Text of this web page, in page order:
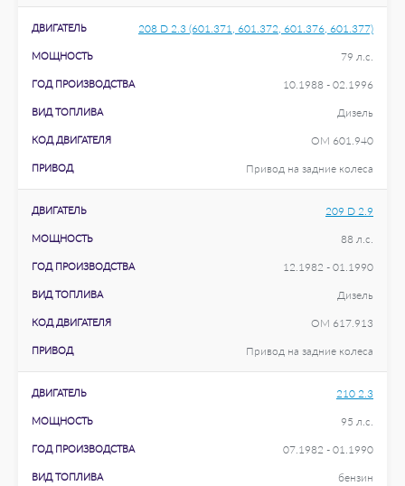
ДВИГАТЕЛЬ 208 D 2.3 (601.371, 601.372, 601.376, 601.377)
МОЩНОСТЬ 79 л.с.
ГОД ПРОИЗВОДСТВА 10.1988 - 02.1996
ВИД ТОПЛИВА Дизель
КОД ДВИГАТЕЛЯ OM 601.940
ПРИВОД Привод на задние колеса
ДВИГАТЕЛЬ 209 D 2.9
МОЩНОСТЬ 88 л.с.
ГОД ПРОИЗВОДСТВА 12.1982 - 01.1990
ВИД ТОПЛИВА Дизель
КОД ДВИГАТЕЛЯ OM 617.913
ПРИВОД Привод на задние колеса
ДВИГАТЕЛЬ 210 2.3
МОЩНОСТЬ 95 л.с.
ГОД ПРОИЗВОДСТВА 07.1982 - 01.1990
ВИД ТОПЛИВА бензин